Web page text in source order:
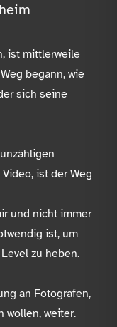
ist mittlerweile
begann, wie
sich seine
ist der Weg
und nicht immer
ist, um
zu heben.
an Fotografen,
wollen, weiter.